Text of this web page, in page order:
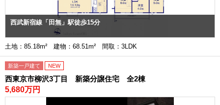
西武新宿線「田無」駅徒歩15分
土地：85.18m² 建物：68.51m² 間取：3LDK
新築一戸建て NEW
西東京市柳沢3丁目 新築分譲住宅 全2棟
5,680万円